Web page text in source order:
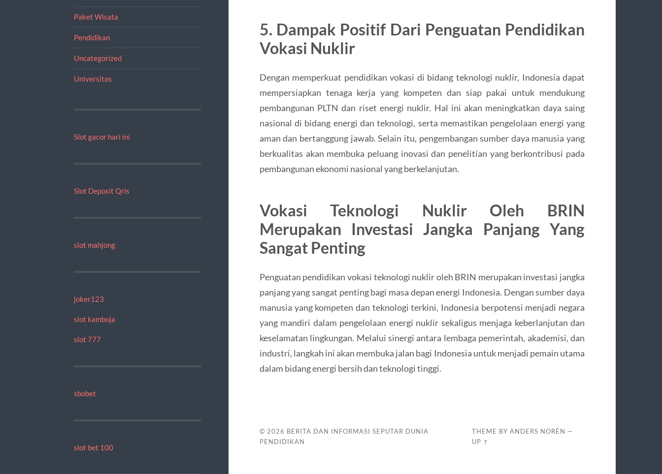
Paket Wisata
Pendidikan
Uncategorized
Universitas
Slot gacor hari ini
Slot Deposit Qris
slot mahjong
joker123
slot kamboja
slot 777
sbobet
slot bet 100
5. Dampak Positif Dari Penguatan Pendidikan
Vokasi Nuklir
Dengan memperkuat pendidikan vokasi di bidang teknologi nuklir, Indonesia dapat
mempersiapkan tenaga kerja yang kompeten dan siap pakai untuk mendukung
pembangunan PLTN dan riset energi nuklir. Hal ini akan meningkatkan daya saing
nasional di bidang energi dan teknologi, serta memastikan pengelolaan energi yang
aman dan bertanggung jawab. Selain itu, pengembangan sumber daya manusia yang
berkualitas akan membuka peluang inovasi dan penelitian yang berkontribusi pada
pembangunan ekonomi nasional yang berkelanjutan.
Vokasi Teknologi Nuklir Oleh BRIN
Merupakan Investasi Jangka Panjang Yang
Sangat Penting
Penguatan pendidikan vokasi teknologi nuklir oleh BRIN merupakan investasi jangka
panjang yang sangat penting bagi masa depan energi Indonesia. Dengan sumber daya
manusia yang kompeten dan teknologi terkini, Indonesia berpotensi menjadi negara
yang mandiri dalam pengelolaan energi nuklir sekaligus menjaga keberlanjutan dan
keselamatan lingkungan. Melalui sinergi antara lembaga pemerintah, akademisi, dan
industri, langkah ini akan membuka jalan bagi Indonesia untuk menjadi pemain utama
dalam bidang energi bersih dan teknologi tinggi.
© 2026 BERITA DAN INFORMASI SEPUTAR DUNIA
PENDIDIKAN
THEME BYANDERS NORÉN —
UP ↑